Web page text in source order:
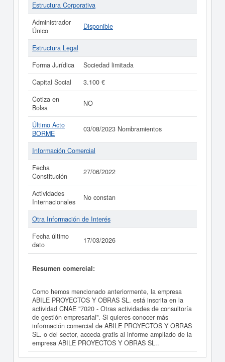
Estructura Corporativa
Administrador
Único
Disponible
Estructura Legal
Forma Jurídica
Sociedad limitada
Capital Social
3.100 €
Cotiza en
Bolsa
NO
Último Acto
BORME
03/08/2023 Nombramientos
Información Comercial
Fecha
Constitución
27/06/2022
Actividades
Internacionales
No constan
Otra Información de Interés
Fecha último
dato
17/03/2026
Resumen comercial:
Como hemos mencionado anteriormente, la empresa
ABILE PROYECTOS Y OBRAS SL. está inscrita en la
actividad CNAE "7020 - Otras actividades de consultoría
de gestión empresarial". Si quieres conocer más
información comercial de ABILE PROYECTOS Y OBRAS
SL. o del sector, acceda gratis al informe ampliado de la
empresa ABILE PROYECTOS Y OBRAS SL..